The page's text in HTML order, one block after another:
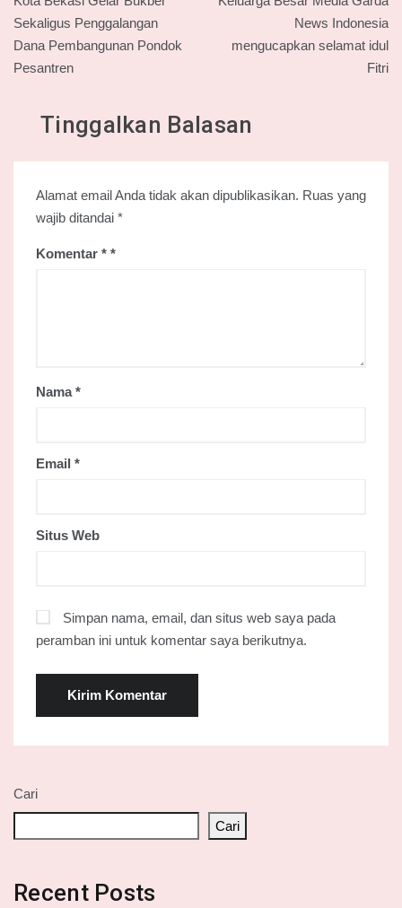
Sekaligus Penggalangan
Dana Pembangunan Pondok
Pesantren
News Indonesia
mengucapkan selamat idul
Fitri
Tinggalkan Balasan
Alamat email Anda tidak akan dipublikasikan. Ruas yang
wajib ditandai *
Komentar *
Nama*
Email *
Situs Web
Simpan nama, email, dan situs web saya pada
peramban ini untuk komentar saya berikutnya.
Cari
Cari
Recent Posts